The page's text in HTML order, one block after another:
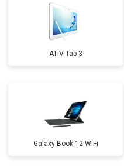
ATIV Tab 3
Galaxy Book 12 WiFi